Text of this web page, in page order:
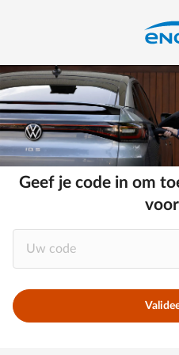
Geef je code in om